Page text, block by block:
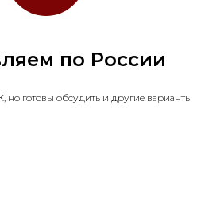
по России
готовы обсудить и другие варианты